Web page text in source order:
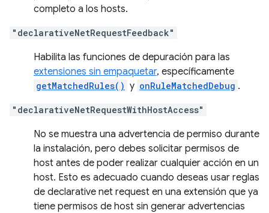
completo a los hosts.
"declarativeNetRequestFeedback"
Habilita las funciones de depuración para las
extensiones sin empaquetar, específicamente
getMatchedRules() y onRuleMatchedDebug .
"declarativeNetRequestWithHostAccess"
No se muestra una advertencia de permiso durante
la instalación, pero debes solicitar permisos de
host antes de poder realizar cualquier acción en un
host. Esto es adecuado cuando deseas usar reglas
de declarative net request en una extensión que ya
tiene permisos de host sin generar advertencias